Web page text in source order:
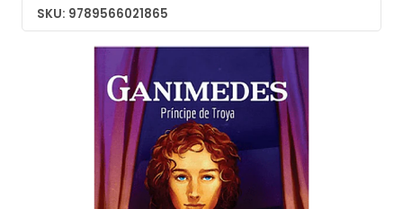
SKU: 9789566021865